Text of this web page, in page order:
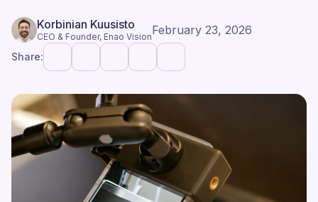
Korbinian Kuusisto
CEO & Founder, Enao VisionFebruary 23, 2026
Share: